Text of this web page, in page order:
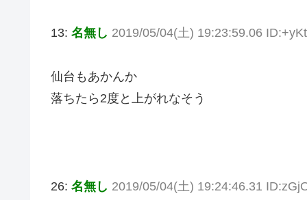
13: 名無し 2019/05/04(土) 19:23:59.06
仙台もあかんか
落ちたら2度と上がれなそう
26: 名無し 2019/05/04(土) 19:24:46.31